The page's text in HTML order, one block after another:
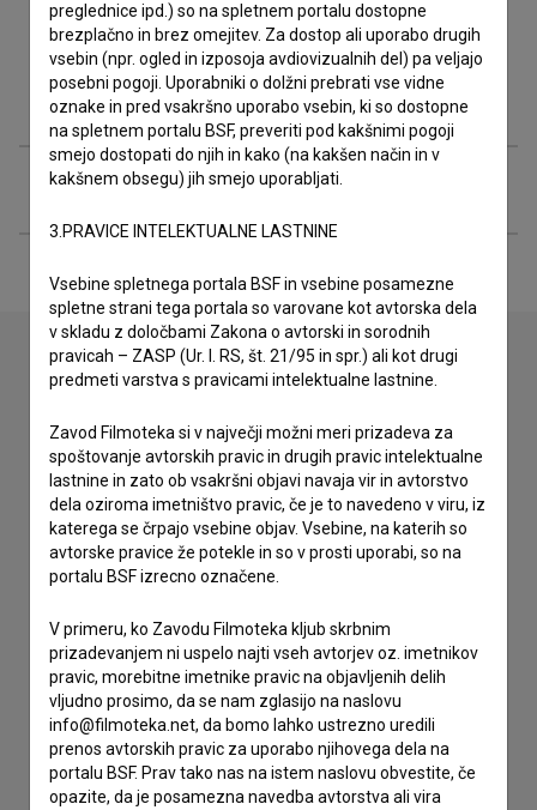
Filmografija (7)
Razširjeni podatki
Spoštovani, s pomočjo spodnjega obrazca lahko stopite v
stik z uredništvom Baze slovenskih filmov. Veseli bomo vaših
odzivov.
imam vprašanje
prijavljam napako
želim dodati podatke
drugo
preglednice ipd.) so na spletnem portalu dostopne
brezplačno in brez omejitev. Za dostop ali uporabo drugih
vsebin (npr. ogled in izposoja avdiovizualnih del) pa veljajo
posebni pogoji. Uporabniki o dolžni prebrati vse vidne
oznake in pred vsakršno uporabo vsebin, ki so dostopne
na spletnem portalu BSF, preveriti pod kakšnimi pogoji
smejo dostopati do njih in kako (na kakšen način in v
kakšnem obsegu) jih smejo uporabljati.
3.PRAVICE INTELEKTUALNE LASTNINE
Vsebine spletnega portala BSF in vsebine posamezne
spletne strani tega portala so varovane kot avtorska dela
v skladu z določbami Zakona o avtorski in sorodnih
pravicah – ZASP (Ur. l. RS, št. 21/95 in spr.) ali kot drugi
predmeti varstva s pravicami intelektualne lastnine.
Zavod Filmoteka si v največji možni meri prizadeva za
spoštovanje avtorskih pravic in drugih pravic intelektualne
lastnine in zato ob vsakršni objavi navaja vir in avtorstvo
dela oziroma imetništvo pravic, če je to navedeno v viru, iz
katerega se črpajo vsebine objav. Vsebine, na katerih so
avtorske pravice že potekle in so v prosti uporabi, so na
portalu BSF izrecno označene.
V primeru, ko Zavodu Filmoteka kljub skrbnim
prizadevanjem ni uspelo najti vseh avtorjev oz. imetnikov
pravic, morebitne imetnike pravic na objavljenih delih
vljudno prosimo, da se nam zglasijo na naslovu
info@filmoteka.net, da bomo lahko ustrezno uredili
prenos avtorskih pravic za uporabo njihovega dela na
portalu BSF. Prav tako nas na istem naslovu obvestite, če
opazite, da je posamezna navedba avtorstva ali vira